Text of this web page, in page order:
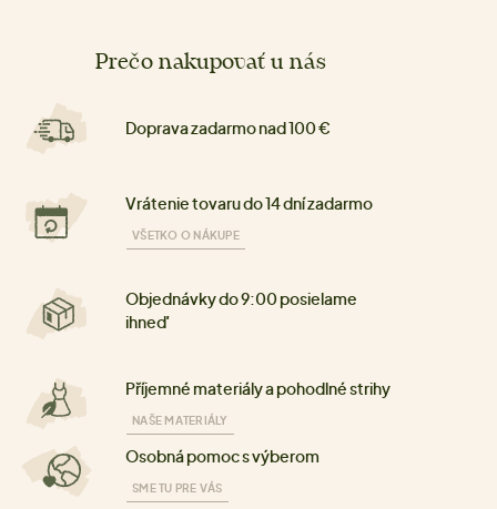
Prečo nakupovať u nás
Doprava zadarmo nad 100 €
Vrátenie tovaru do 14 dní zadarmo
VŠETKO O NÁKUPE
Objednávky do 9:00 posielame
ihneď
Příjemné materiály a pohodlné strihy
NAŠE MATERIÁLY
Osobná pomoc s výberom
SME TU PRE VÁS